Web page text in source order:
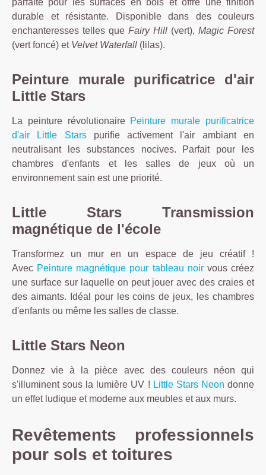
parfaite pour les surfaces en bois et offre une finition
durable et résistante. Disponible dans des couleurs
enchanteresses telles que Fairy Hill (vert), Magic Forest
(vert foncé) et Velvet Waterfall (lilas).
Peinture murale purificatrice d'air
Little Stars
La peinture révolutionaire Peinture murale purificatrice
d'air Little Starspurifie activement l'air ambiant en
neutralisant les substances nocives. Parfait pour les
chambres d'enfants et les salles de jeux où un
environnement sain est une priorité.
Little Stars Transmission
magnétique de l'école
Transformez un mur en un espace de jeu créatif !
Avec Peinture magnétique pour tableau noirvous créez
une surface sur laquelle on peut jouer avec des craies et
des aimants. Idéal pour les coins de jeux, les chambres
d'enfants ou même les salles de classe.
Little Stars Neon
Donnez vie à la pièce avec des couleurs néon qui
s'illuminent sous la lumière UV ! Little Stars Neon donne
un effet ludique et moderne aux meubles et aux murs.
Revêtements professionnels
pour sols et toitures